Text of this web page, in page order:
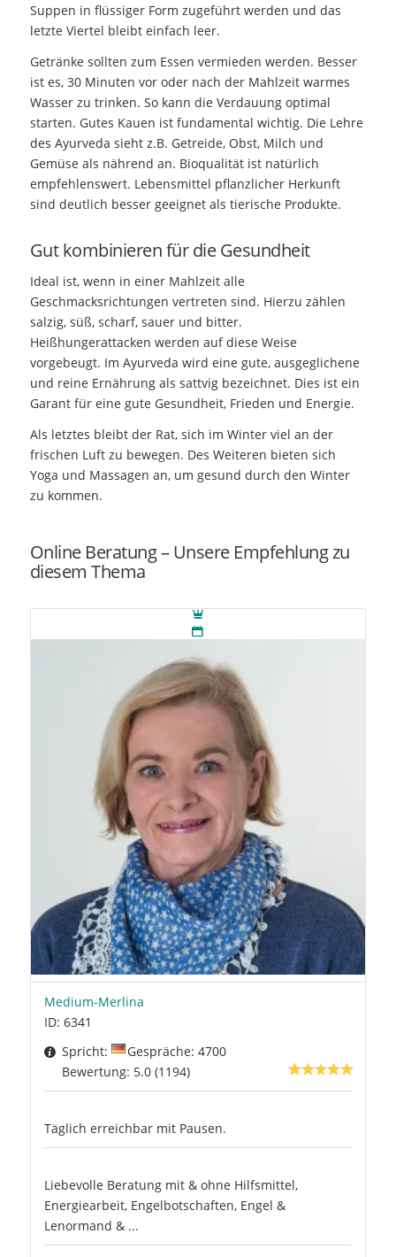
Suppen in flüssiger Form zugeführt werden und das
letzte Viertel bleibt einfach leer.
Getränke sollten zum Essen vermieden werden. Besser
ist es, 30 Minuten vor oder nach der Mahlzeit warmes
Wasser zu trinken. So kann die Verdauung optimal
starten. Gutes Kauen ist fundamental wichtig. Die Lehre
des Ayurveda sieht z.B. Getreide, Obst, Milch und
Gemüse als nährend an. Bioqualität ist natürlich
empfehlenswert. Lebensmittel pflanzlicher Herkunft
sind deutlich besser geeignet als tierische Produkte.
Gut kombinieren für die Gesundheit
Ideal ist, wenn in einer Mahlzeit alle
Geschmacksrichtungen vertreten sind. Hierzu zählen
salzig, süß, scharf, sauer und bitter.
Heißhungerattacken werden auf diese Weise
vorgebeugt. Im Ayurveda wird eine gute, ausgeglichene
und reine Ernährung als sattvig bezeichnet. Dies ist ein
Garant für eine gute Gesundheit, Frieden und Energie.
Als letztes bleibt der Rat, sich im Winter viel an der
frischen Luft zu bewegen. Des Weiteren bieten sich
Yoga und Massagen an, um gesund durch den Winter
zu kommen.
Online Beratung – Unsere Empfehlung zu
diesem Thema
Medium-Merlina
ID: 6341
Spricht:
Gespräche: 4700
Bewertung: 5.0 (1194)
Täglich erreichbar mit Pausen.
Liebevolle Beratung mit & ohne Hilfsmittel,
Energiearbeit, Engelbotschaften, Engel &
Lenormand & ...